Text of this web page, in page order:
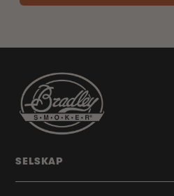
SELSKAP